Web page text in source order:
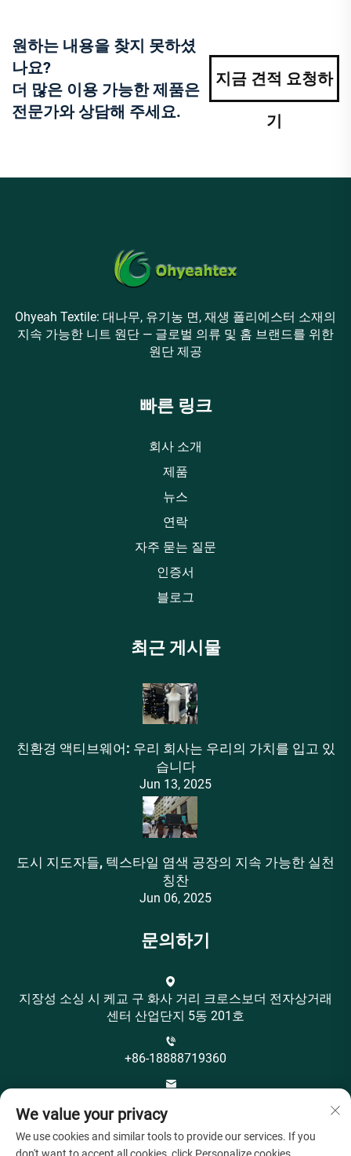
원하는 내용을 찾지 못하셨
나요?
더 많은 이용 가능한 제품은
전문가와 상담해 주세요.
지금 견적 요청하
기
Ohyeah Textile: 대나무, 유기농 면, 재생 폴리에스터 소재의
지속 가능한 니트 원단 — 글로벌 의류 및 홈 브랜드를 위한
원단 제공
빠른 링크
회사 소개
제품
뉴스
연락
자주 묻는 질문
인증서
블로그
최근 게시물
친환경 액티브웨어: 우리 회사는 우리의 가치를 입고 있
습니다
Jun 13, 2025
도시 지도자들, 텍스타일 염색 공장의 지속 가능한 실천
칭찬
Jun 06, 2025
문의하기
지장성 소싱 시 케교 구 화사 거리 크로스보더 전자상거래
센터 산업단지 5동 201호
+86-18888719360
We value your privacy
We use cookies and similar tools to provide our services. If you